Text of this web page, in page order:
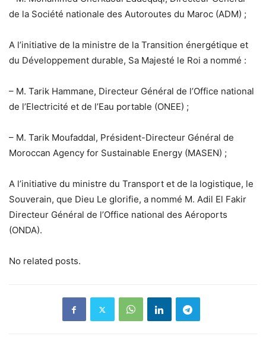
de la Société nationale des Autoroutes du Maroc (ADM) ;
A l’initiative de la ministre de la Transition énergétique et
du Développement durable, Sa Majesté le Roi a nommé :
– M. Tarik Hammane, Directeur Général de l’Office national
de l’Electricité et de l’Eau portable (ONEE) ;
– M. Tarik Moufaddal, Président-Directeur Général de
Moroccan Agency for Sustainable Energy (MASEN) ;
A l’initiative du ministre du Transport et de la logistique, le
Souverain, que Dieu Le glorifie, a nommé M. Adil El Fakir
Directeur Général de l’Office national des Aéroports
(ONDA).
No related posts.